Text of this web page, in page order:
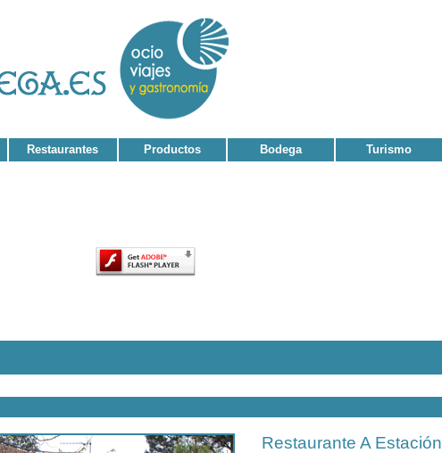
Restaurantes Productos Bodega Turismo
Restaurante A Estación